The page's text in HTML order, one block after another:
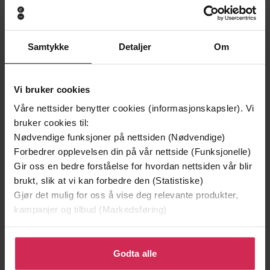
Samtykke Detaljer Om
Vi bruker cookies
Våre nettsider benytter cookies (informasjonskapsler). Vi
bruker cookies til:
Nødvendige funksjoner på nettsiden (Nødvendige)
Forbedrer opplevelsen din på vår nettside (Funksjonelle)
Gir oss en bedre forståelse for hvordan nettsiden vår blir
brukt, slik at vi kan forbedre den (Statistiske)
Gjør det mulig for oss å vise deg relevante produkter,
kampanjer og tilbud (Markedsføring)
Klikk på «Godta alle» for å gi oss ditt samtykke til å
bruke cookies for alle disse formålene. Du kan også
tilpasse ditt samtykke til spesifikke formål ved å klikke
Godta alle
349,-
Jørn Lier Horst
LYDBOK
Thor Olav Moen
Forfattere Michael Wolff(forfatter),Michael Wolff
(innleser),Holter Graham
05.01.2018